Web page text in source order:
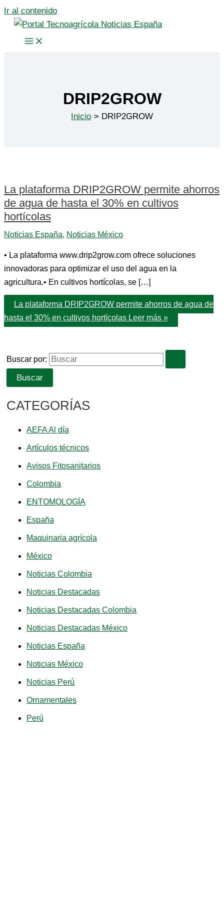
Ir al contenido
DRIP2GROW
Inicio DRIP2GROW
La plataforma DRIP2GROW permite ahorros
de agua de hasta el 30% en cultivos
hortícolas
Noticias España, Noticias México
• La plataforma www.drip2grow.com ofrece soluciones
innovadoras para optimizar el uso del agua en la
agricultura.• En cultivos hortícolas, se […]
La plataforma DRIP2GROW permite ahorros de agua de
hasta el 30% en cultivos hortícolas Leer más »
Buscar por:
CATEGORÍAS
AEFA Al día
Artículos técnicos
Avisos Fitosanitarios
Colombia
ENTOMOLOGÍA
España
Maquinaria agrícola
México
Noticias Colombia
Noticias Destacadas
Noticias Destacadas Colombia
Noticias Destacadas México
Noticias España
Noticias México
Noticias Perú
Ornamentales
Perú